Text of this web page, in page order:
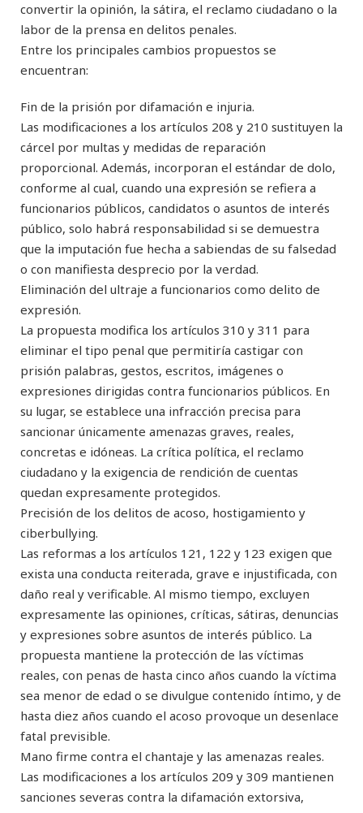
convertir la opinión, la sátira, el reclamo ciudadano o la
labor de la prensa en delitos penales.
Entre los principales cambios propuestos se
encuentran:
Fin de la prisión por difamación e injuria.
Las modificaciones a los artículos 208 y 210 sustituyen la
cárcel por multas y medidas de reparación
proporcional. Además, incorporan el estándar de dolo,
conforme al cual, cuando una expresión se refiera a
funcionarios públicos, candidatos o asuntos de interés
público, solo habrá responsabilidad si se demuestra
que la imputación fue hecha a sabiendas de su falsedad
o con manifiesta desprecio por la verdad.
Eliminación del ultraje a funcionarios como delito de
expresión.
La propuesta modifica los artículos 310 y 311 para
eliminar el tipo penal que permitiría castigar con
prisión palabras, gestos, escritos, imágenes o
expresiones dirigidas contra funcionarios públicos. En
su lugar, se establece una infracción precisa para
sancionar únicamente amenazas graves, reales,
concretas e idóneas. La crítica política, el reclamo
ciudadano y la exigencia de rendición de cuentas
quedan expresamente protegidos.
Precisión de los delitos de acoso, hostigamiento y
ciberbullying.
Las reformas a los artículos 121, 122 y 123 exigen que
exista una conducta reiterada, grave e injustificada, con
daño real y verificable. Al mismo tiempo, excluyen
expresamente las opiniones, críticas, sátiras, denuncias
y expresiones sobre asuntos de interés público. La
propuesta mantiene la protección de las víctimas
reales, con penas de hasta cinco años cuando la víctima
sea menor de edad o se divulgue contenido íntimo, y de
hasta diez años cuando el acoso provoque un desenlace
fatal previsible.
Mano firme contra el chantaje y las amenazas reales.
Las modificaciones a los artículos 209 y 309 mantienen
sanciones severas contra la difamación extorsiva,